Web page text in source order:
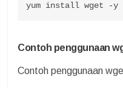
yum install wget -y
Contoh penggunaan
Contoh penggunaan